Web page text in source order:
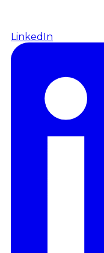
LinkedIn